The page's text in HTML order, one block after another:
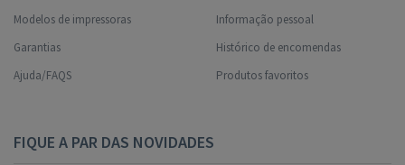
Modelos de impressoras
Garantias
Ajuda/FAQS
Informação pessoal
Histórico de encomendas
Produtos favoritos
FIQUE A PAR DAS NOVIDADES